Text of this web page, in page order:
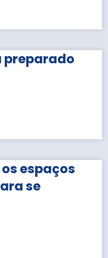
preparado
espaços
se